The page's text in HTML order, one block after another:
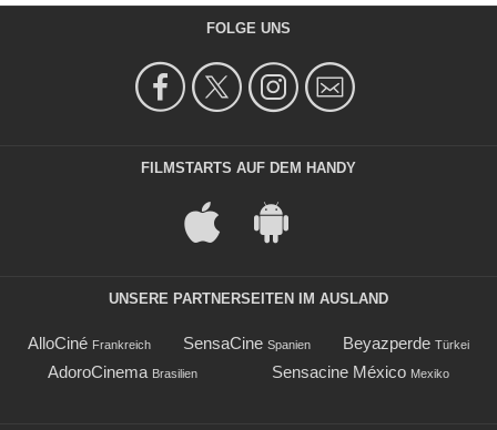
FOLGE UNS
FILMSTARTS AUF DEM HANDY
UNSERE PARTNERSEITEN IM AUSLAND
AlloCiné Frankreich SensaCine Spanien Beyazperde Türkei
AdoroCinema Brasilien Sensacine México Mexiko